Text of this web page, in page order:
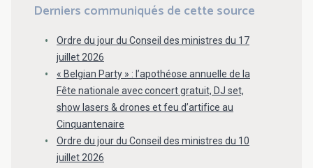
Derniers communiqués de cette source
Ordre du jour du Conseil des ministres du 17
juillet 2026
« Belgian Party » : l’apothéose annuelle de la
Fête nationale avec concert gratuit, DJ set,
show lasers & drones et feu d’artifice au
Cinquantenaire
Ordre du jour du Conseil des ministres du 10
juillet 2026